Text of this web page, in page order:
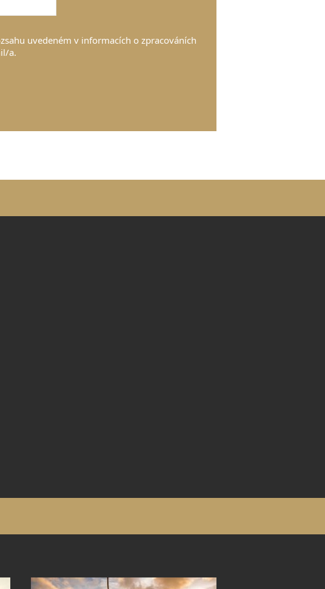
uvedeném v informacích o zpracováních
a.